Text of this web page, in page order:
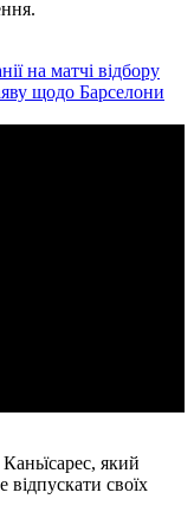
на матчі відбору
щодо Барселони
який
своїх